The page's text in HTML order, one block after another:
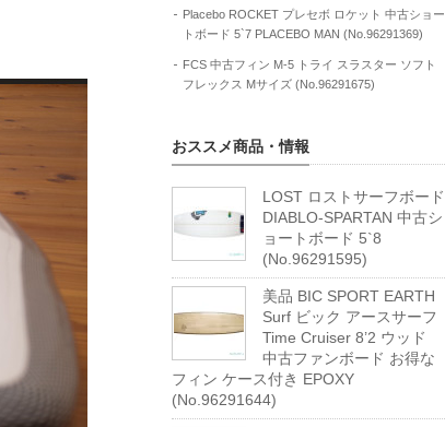
Placebo ROCKET プレセボ ロケット 中古ショー
トボード 5`7 PLACEBO MAN (No.96291369)
FCS 中古フィン M-5 トライ スラスター ソフト
フレックス Mサイズ (No.96291675)
おススメ商品・情報
LOST ロストサーフボード
DIABLO-SPARTAN 中古シ
ョートボード 5`8
(No.96291595)
美品 BIC SPORT EARTH
Surf ビック アースサーフ
Time Cruiser 8’2 ウッド
中古ファンボード お得な
フィン ケース付き EPOXY
(No.96291644)